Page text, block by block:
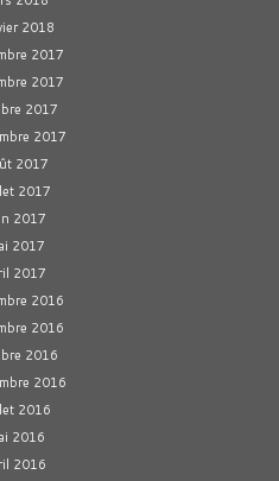
2018
2017
2017
2017
2017
2017
2017
2017
2017
2017
2016
2016
2016
2016
2016
2016
2016